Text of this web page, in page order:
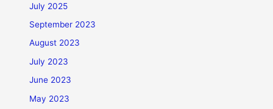
July 2025
September 2023
August 2023
July 2023
June 2023
May 2023